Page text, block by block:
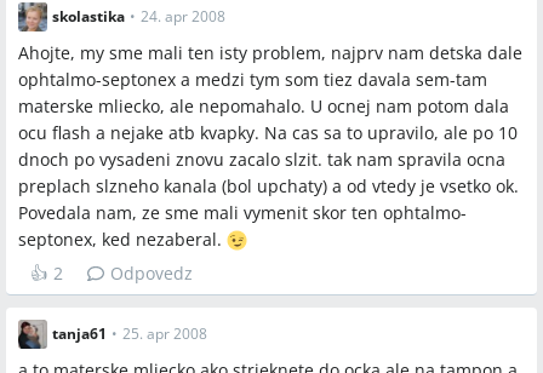
skolastika • 24. apr 2008
Ahojte, my sme mali ten isty problem, najprv nam detska dale
ophtalmo-septonex a medzi tym som tiez davala sem-tam
materske mliecko, ale nepomahalo. U ocnej nam potom dala
ocu flash a nejake atb kvapky. Na cas sa to upravilo, ale po 10
dnoch po vysadeni znovu zacalo slzit. tak nam spravila ocna
preplach slzneho kanala (bol upchaty) a od vtedy je vsetko ok.
Povedala nam, ze sme mali vymenit skor ten ophtalmo-
septonex, ked nezaberal.
👍 2 Odpovedz
tanja61 • 25. apr 2008